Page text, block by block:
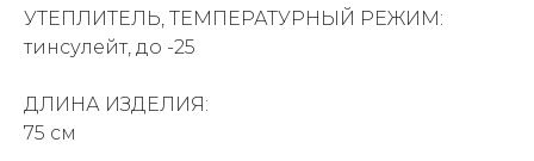
УТЕПЛИТЕЛЬ, ТЕМПЕРАТУРНЫЙ РЕЖИМ:
тинсулейт, до -25
ДЛИНА ИЗДЕЛИЯ:
75 см